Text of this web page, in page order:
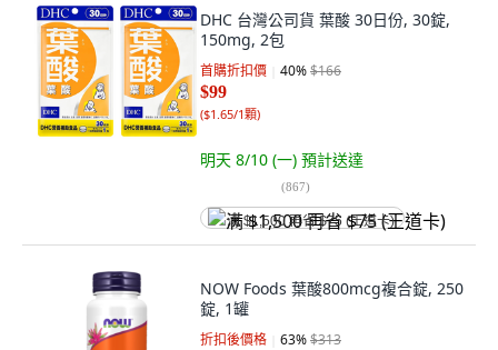
DHC 台灣公司貨 葉酸 30日份, 30錠,
150mg, 2包
首購折扣價 40%$166
$99
($1.65/1顆)
明天 8/10 (一) 預計送達
(867)
满 $1,500 再省 $75 (王道卡)
NOW Foods 葉酸800mcg複合錠, 250
錠, 1罐
折扣後價格 63%$313